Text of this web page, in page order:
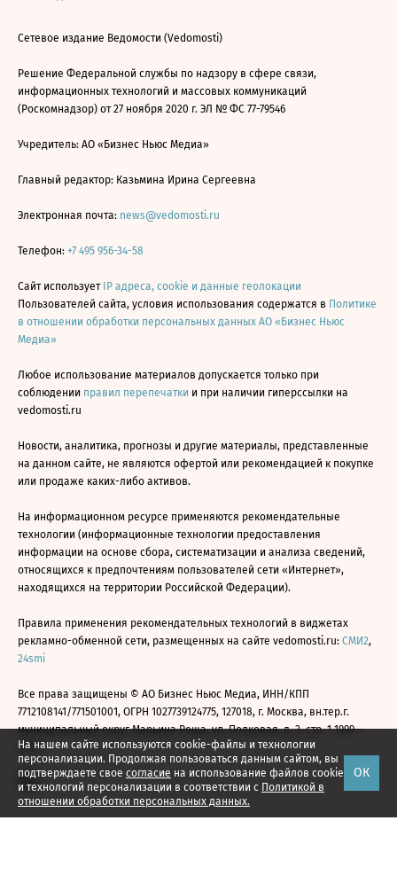
На нашем сайте используются cookie-файлы и технологии
персонализации. Продолжая пользоваться данным сайтом, вы
подтверждаете свое согласие на использование файлов cookie
и технологий персонализации в соответствии с Политикой в
отношении обработки персональных данных.
ОК
Сетевое издание Ведомости (Vedomosti)
Решение Федеральной службы по надзору в сфере связи,
информационных технологий и массовых коммуникаций
(Роскомнадзор) от 27 ноября 2020 г. ЭЛ № ФС 77-79546
Учредитель: АО «Бизнес Ньюс Медиа»
Главный редактор: Казьмина Ирина Сергеевна
Электронная почта: news@vedomosti.ru
Телефон: +7 495 956-34-58
Сайт использует IP адреса, cookie и данные геолокации
Пользователей сайта, условия использования содержатся в Политике
в отношении обработки персональных данных АО «Бизнес Ньюс
Медиа»
Любое использование материалов допускается только при
соблюдении правил перепечатки и при наличии гиперссылки на
vedomosti.ru
Новости, аналитика, прогнозы и другие материалы, представленные
на данном сайте, не являются офертой или рекомендацией к покупке
или продаже каких-либо активов.
На информационном ресурсе применяются рекомендательные
технологии (информационные технологии предоставления
информации на основе сбора, систематизации и анализа сведений,
относящихся к предпочтениям пользователей сети «Интернет»,
находящихся на территории Российской Федерации).
Правила применения рекомендательных технологий в виджетах
рекламно-обменной сети, размещенных на сайте vedomosti.ru: СМИ2,
24smi
Все права защищены © АО Бизнес Ньюс Медиа, ИНН/КПП
7712108141/771501001, ОГРН 1027739124775, 127018, г. Москва, вн.тер.г.
муниципальный округ Марьина Роща, ул. Полковая, д. 3, стр. 1 1999—
2026